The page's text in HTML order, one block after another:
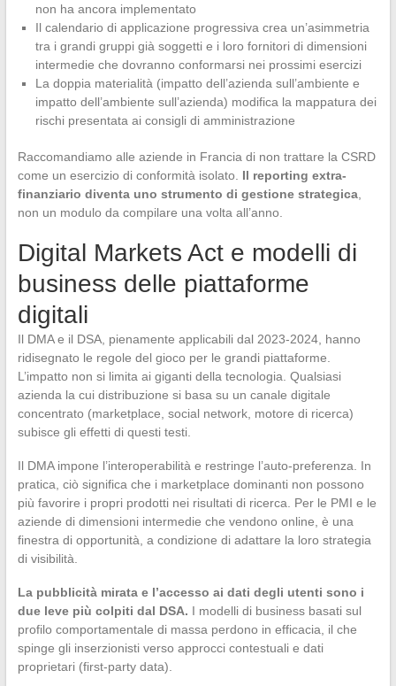
non ha ancora implementato
Il calendario di applicazione progressiva crea un’asimmetria
tra i grandi gruppi già soggetti e i loro fornitori di dimensioni
intermedie che dovranno conformarsi nei prossimi esercizi
La doppia materialità (impatto dell’azienda sull’ambiente e
impatto dell’ambiente sull’azienda) modifica la mappatura dei
rischi presentata ai consigli di amministrazione
Raccomandiamo alle aziende in Francia di non trattare la CSRD
come un esercizio di conformità isolato. Il reporting extra-
finanziario diventa uno strumento di gestione strategica,
non un modulo da compilare una volta all’anno.
Digital Markets Act e modelli di
business delle piattaforme
digitali
Il DMA e il DSA, pienamente applicabili dal 2023-2024, hanno
ridisegnato le regole del gioco per le grandi piattaforme.
L’impatto non si limita ai giganti della tecnologia. Qualsiasi
azienda la cui distribuzione si basa su un canale digitale
concentrato (marketplace, social network, motore di ricerca)
subisce gli effetti di questi testi.
Il DMA impone l’interoperabilità e restringe l’auto-preferenza. In
pratica, ciò significa che i marketplace dominanti non possono
più favorire i propri prodotti nei risultati di ricerca. Per le PMI e le
aziende di dimensioni intermedie che vendono online, è una
finestra di opportunità, a condizione di adattare la loro strategia
di visibilità.
La pubblicità mirata e l’accesso ai dati degli utenti sono i
due leve più colpiti dal DSA. I modelli di business basati sul
profilo comportamentale di massa perdono in efficacia, il che
spinge gli inserzionisti verso approcci contestuali e dati
proprietari (first-party data).